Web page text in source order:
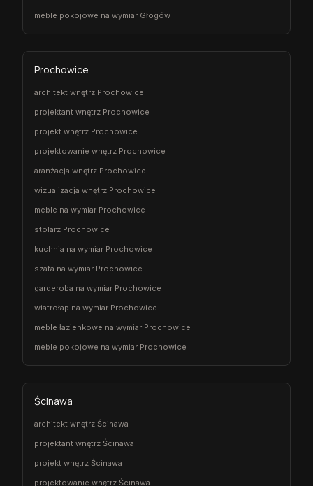
meble pokojowe na wymiar Głogów
Prochowice
architekt wnętrz Prochowice
projektant wnętrz Prochowice
projekt wnętrz Prochowice
projektowanie wnętrz Prochowice
aranżacja wnętrz Prochowice
wizualizacja wnętrz Prochowice
meble na wymiar Prochowice
stolarz Prochowice
kuchnia na wymiar Prochowice
szafa na wymiar Prochowice
garderoba na wymiar Prochowice
wiatrołap na wymiar Prochowice
meble łazienkowe na wymiar Prochowice
meble pokojowe na wymiar Prochowice
Ścinawa
architekt wnętrz Ścinawa
projektant wnętrz Ścinawa
projekt wnętrz Ścinawa
projektowanie wnętrz Ścinawa